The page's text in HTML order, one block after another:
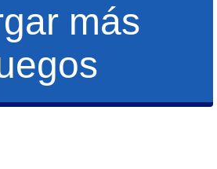
más